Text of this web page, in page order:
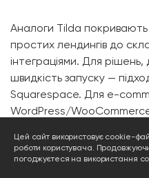
Аналоги Tilda покривають
простих лендингів до
інтеграціями. Для
швидкість запуску —
Squarespace. Для e-
WordPress/
кастомна розробка на
комплексні рішення з
Цей сайт використовує cookie-
роботи користувача.
погоджуєтеся на використання